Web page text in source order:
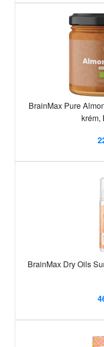
BrainMax Pure
krém,
BrainMax Dry Oils